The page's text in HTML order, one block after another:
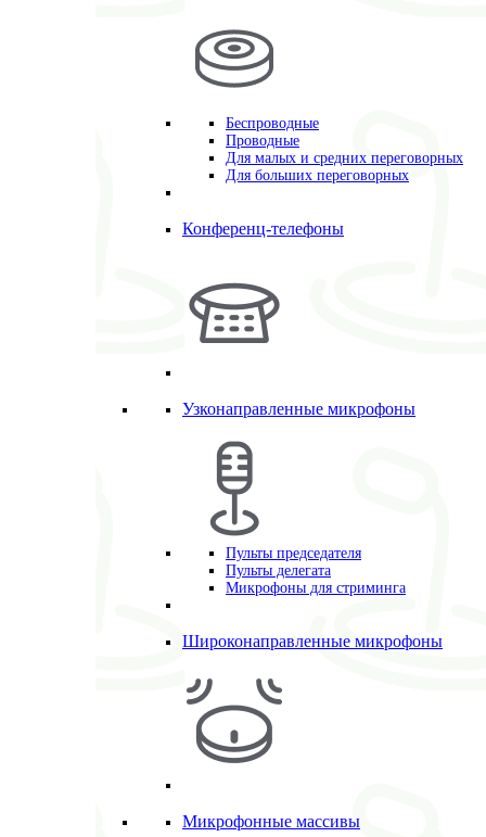
Беспроводные
Проводные
Для малых и средних переговорных
Для больших переговорных
Конференц-телефоны
Узконаправленные микрофоны
Пульты председателя
Пульты делегата
Микрофоны для стриминга
Широконаправленные микрофоны
Микрофонные массивы